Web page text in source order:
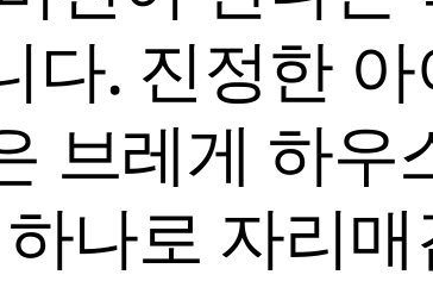
다. 진정한
브레게 하우
나로 자리